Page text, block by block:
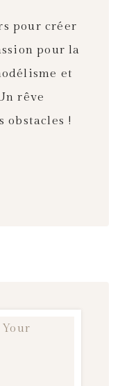
pour créer
pour la
et
rêve
obstacles !